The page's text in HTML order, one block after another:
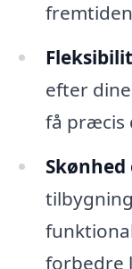
efter
få præcis
forbedre